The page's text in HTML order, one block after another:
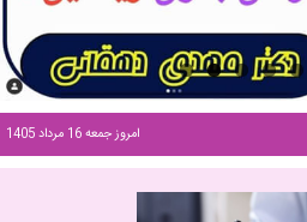
امروز جمعه 16 مرداد 1405